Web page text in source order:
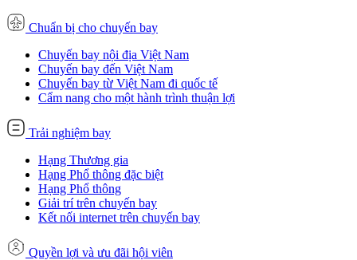
Chuẩn bị cho chuyến bay
Chuyến bay nội địa Việt Nam
Chuyến bay đến Việt Nam
Chuyến bay từ Việt Nam đi quốc tế
Cẩm nang cho một hành trình thuận lợi
Trải nghiệm bay
Hạng Thương gia
Hạng Phổ thông đặc biệt
Hạng Phổ thông
Giải trí trên chuyến bay
Kết nối internet trên chuyến bay
Quyền lợi và ưu đãi hội viên